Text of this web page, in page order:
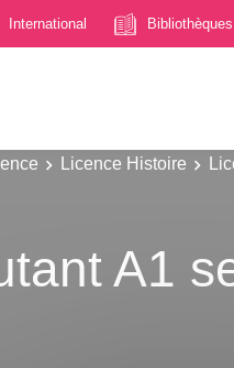
International Bibliothèques
Licence Histoire
A1